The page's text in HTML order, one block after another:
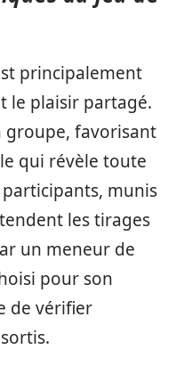
principalement
le plaisir partagé.
groupe, favorisant
qui révèle toute
munis
les tirages
un meneur de
pour son
de vérifier